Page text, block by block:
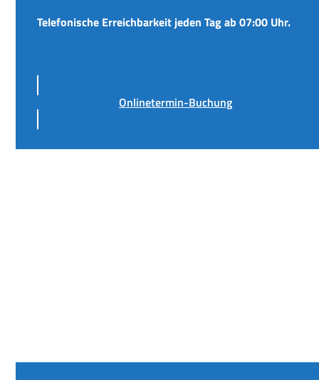
Telefonische Erreichbarkeit jeden Tag ab 07:00 Uhr.
Onlinetermin-Buchung